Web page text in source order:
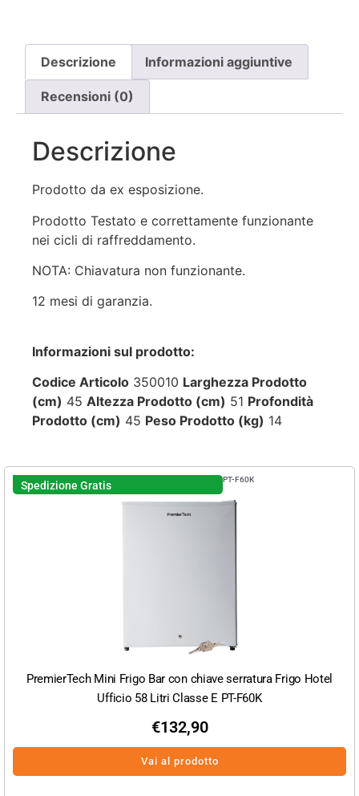
Descrizione Informazioni aggiuntive
Recensioni (0)
Descrizione
Prodotto da ex esposizione.
Prodotto Testato e correttamente funzionante
nei cicli di raffreddamento.
NOTA: Chiavatura non funzionante.
12 mesi di garanzia.
Informazioni sul prodotto:
Codice Articolo 350010 Larghezza Prodotto
(cm) 45 Altezza Prodotto (cm) 51 Profondità
Prodotto (cm) 45 Peso Prodotto (kg) 14
Spedizione Gratis PT-F60K
PremierTech Mini Frigo Bar con chiave serratura Frigo Hotel
Ufficio 58 Litri Classe E PT-F60K
€132,90
Vai al prodotto